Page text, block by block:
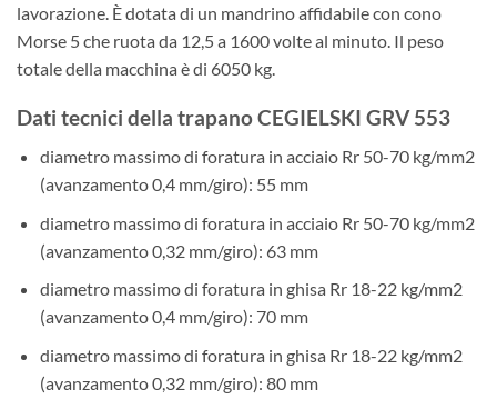
lavorazione. È dotata di un mandrino affidabile con cono
Morse 5 che ruota da 12,5 a 1600 volte al minuto. Il peso
totale della macchina è di 6050 kg.
Dati tecnici della trapano CEGIELSKI GRV 553
diametro massimo di foratura in acciaio Rr 50-70 kg/mm2
(avanzamento 0,4 mm/giro): 55 mm
diametro massimo di foratura in acciaio Rr 50-70 kg/mm2
(avanzamento 0,32 mm/giro): 63 mm
diametro massimo di foratura in ghisa Rr 18-22 kg/mm2
(avanzamento 0,4 mm/giro): 70 mm
diametro massimo di foratura in ghisa Rr 18-22 kg/mm2
(avanzamento 0,32 mm/giro): 80 mm